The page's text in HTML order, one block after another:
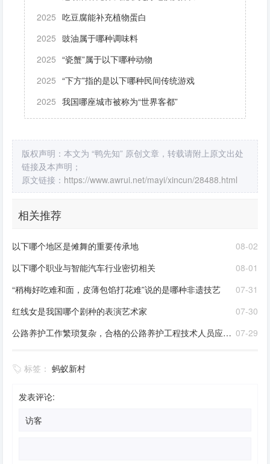
2025 吃豆腐能补充植物蛋白
2025 豉油属于哪种调味料
2025 “瓷蟹”属于以下哪种动物
2025 “下方”指的是以下哪种民间传统游戏
2025 我国哪座城市被称为“世界客都”
版权声明：本文为 “鸭先知” 原创文章，转载请附上原文出处
链接及本声明；
原文链接： https://www.awrui.net/mayi/xincun/28488.html
相关推荐
08-02
以下哪个地区是傩舞的重要传承地
08-01
以下哪个职业与智能汽车行业密切相关
07-31
“稍梅好吃难和面，皮薄包馅打花难”说的是哪种非遗技艺
07-30
红线女是我国哪个剧种的表演艺术家
07-29
公路养护工作繁琐复杂，合格的公路养护工程技术人员应该是
标签： 蚂蚁新村
发表评论: